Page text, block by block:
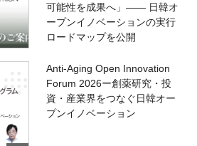
可能性を成果へ」―― 日韓オ
ープンイノベーションの実行
ロードマップを公開
Anti-Aging Open Innovation
Forum 2026ー創薬研究・投
資・産業界をつなぐ日韓オー
プンイノベーション